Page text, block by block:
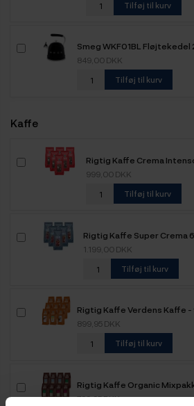
Tilføj til kurv
Smeg WKF01BL Fløjtekedel
849,00 DKK
Tilføj til kurv
Kaffe
Rigtig Kaffe Crema
999,00 DKK
Tilføj til kurv
Rigtig Kaffe Super Crema
1.199,00 DKK
Tilføj til kurv
Rigtig Kaffe Verdens Kaffe
899,95 DKK
Tilføj til kurv
Rigtig Kaffe Organic
799,95 DKK